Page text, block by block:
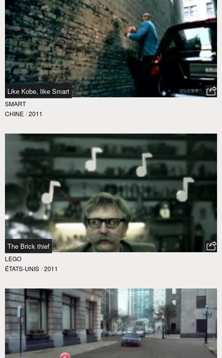
Like Kobe, like Smart
SMART
CHINE / 2011
The Brick thief
LEGO
ÉTATS-UNIS / 2011